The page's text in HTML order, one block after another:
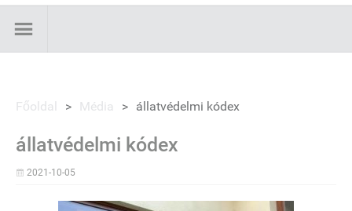
Főoldal > Média > állatvédelmi kódex
állatvédelmi kódex
2021-10-05